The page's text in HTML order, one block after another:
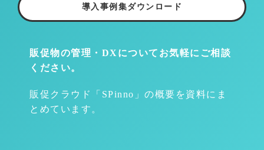
販促物の管理・DXについて お気軽にご相談
ください。
販促クラウド「SPinno」の概要を資料にま
とめています。
導入事例集ダウンロード